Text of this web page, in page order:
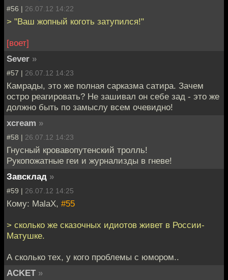
#56 | 26.07.12 14:22
> "Ваш жопный коготь затупился!"
[воет]
Sever »
#57 | 26.07.12 14:23
Камрады, это же полная сарказма сатира. Зачем
остро реагировать? Не зашивал он себе зад - это же
должно быть по замыслу всем очевидно!
xcream »
#58 | 26.07.12 14:23
Гнусный кровавопутенский тролль!
Рукопожатные геи и журнализды в гневе!
Завсклад »
#59 | 26.07.12 14:25
Кому: MalaX, #55
> сколько же сказочных идиотов живет в России-
Матушке.
А сколько тех, у кого проблемы с юмором..
ACKET »